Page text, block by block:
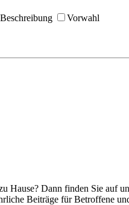
Beschreibung
Vorwahl
Hause? Dann finden Sie auf
Beiträge für Betroffene